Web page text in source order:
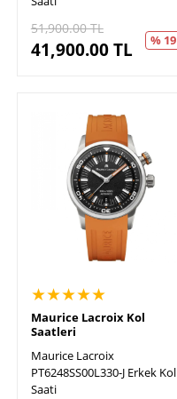
51,900.00TL
41,900.00TL % 19
★★★★★
Maurice Lacroix Kol
Saatleri
Maurice Lacroix
PT6248SS00L330-J Erkek Kol
Saati